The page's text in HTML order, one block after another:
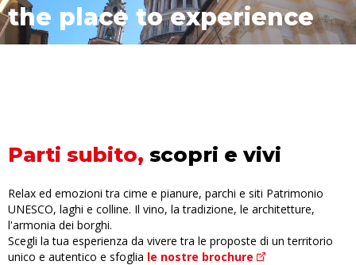
the place to experience
Parti subito, scopri e vivi
Relax ed emozioni tra cime e pianure, parchi e siti Patrimonio
UNESCO, laghi e colline. Il vino, la tradizione, le architetture,
l'armonia dei borghi.
Scegli la tua esperienza da vivere tra le proposte di un territorio
unico e autentico e sfoglia le nostre brochure